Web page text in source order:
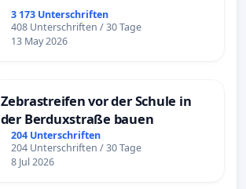
3 173 Unterschriften
408 Unterschriften / 30 Tage
13 May 2026
Zebrastreifen vor der Schule in
der Berduxstraße bauen
204 Unterschriften
204 Unterschriften / 30 Tage
8 Jul 2026